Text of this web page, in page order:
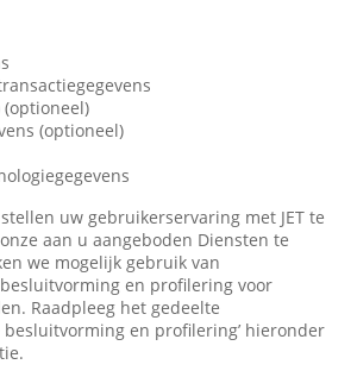
(optioneel)
(optioneel)
uw gebruikerservaring met JET te
aan u aangeboden Diensten te
we mogelijk gebruik van
en profilering voor
Raadpleeg het gedeelte
besluitvorming en profilering’ hieronder